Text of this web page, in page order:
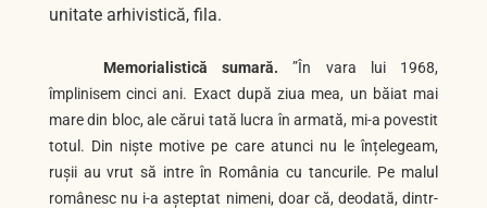
unitate arhivistică, fila.
Memorialistică sumară. ”În vara lui 1968,
împlinisem cinci ani. Exact după ziua mea, un băiat mai
mare din bloc, ale cărui tată lucra în armată, mi-a povestit
totul. Din niște motive pe care atunci nu le înțelegeam,
rușii au vrut să intre în România cu tancurile. Pe malul
românesc nu i-a așteptat nimeni, doar că, deodată, dintr-